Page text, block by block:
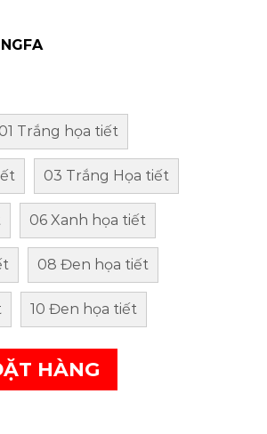
01 Trắng họa tiết
03 Trắng Họa tiết
06 Xanh họa tiết
08 Đen họa tiết
10 Đen họa tiết
HÀNG